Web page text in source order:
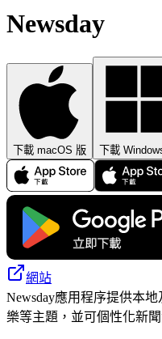
Newsday
下載 macOS 版 下載
網站
Newsday應用程序提供本
樂等主題，並可個性化新